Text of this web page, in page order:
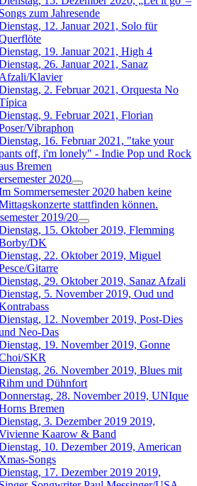
Songs zum Jahresende
12. Januar 2021, Solo für
19. Januar 2021, High 4
26. Januar 2021, Sanaz
Afzali/Klavier
2. Februar 2021, Orquesta No
9. Februar 2021, Florian
Vibraphon
16. Februar 2021, "take your
off, i'm lonely" - Indie Pop und Rock
Bremen
2020
Sommersemester 2020 haben keine
stattfinden können.
2019/20
15. Oktober 2019, Flemming
DK
22. Oktober 2019, Miguel
Gitarre
29. Oktober 2019, Sanaz Afzali
5. November 2019, Oud und
12. November 2019, Post-Dies
Neo-Das
19. November 2019, Gonne
SKR
26. November 2019, Blues mit
und Dühnfort
28. November 2019, UNIque
Bremen
3. Dezember 2019 2019,
Kaarow & Band
10. Dezember 2019, American
Xmas-Songs
17. Dezember 2019 2019,